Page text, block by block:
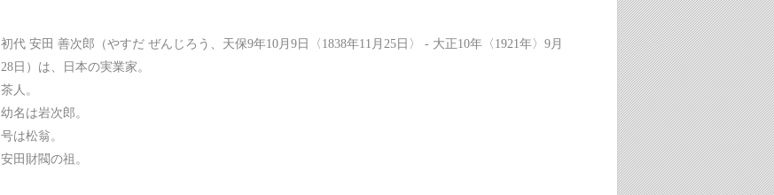
初代 安田 善次郎（やすだ ぜんじろう、天保9年10月9日〈1838年11月25日〉 - 大正10年〈1921年〉9月
28日）は、日本の実業家。
茶人。
幼名は岩次郎。
号は松翁。
安田財閥の祖。